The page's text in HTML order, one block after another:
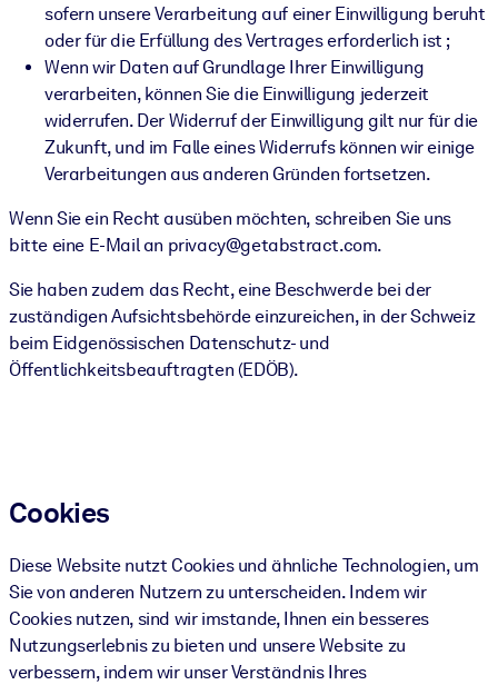
sofern unsere Verarbeitung auf einer Einwilligung beruht
oder für die Erfüllung des Vertrages erforderlich ist ;
Wenn wir Daten auf Grundlage Ihrer Einwilligung
verarbeiten, können Sie die Einwilligung jederzeit
widerrufen. Der Widerruf der Einwilligung gilt nur für die
Zukunft, und im Falle eines Widerrufs können wir einige
Verarbeitungen aus anderen Gründen fortsetzen.
Wenn Sie ein Recht ausüben möchten, schreiben Sie uns
bitte eine E-Mail an privacy@getabstract.com.
Sie haben zudem das Recht, eine Beschwerde bei der
zuständigen Aufsichtsbehörde einzureichen, in der Schweiz
beim Eidgenössischen Datenschutz- und
Öffentlichkeitsbeauftragten (EDÖB).
Cookies
Diese Website nutzt Cookies und ähnliche Technologien, um
Sie von anderen Nutzern zu unterscheiden. Indem wir
Cookies nutzen, sind wir imstande, Ihnen ein besseres
Nutzungserlebnis zu bieten und unsere Website zu
verbessern, indem wir unser Verständnis Ihres